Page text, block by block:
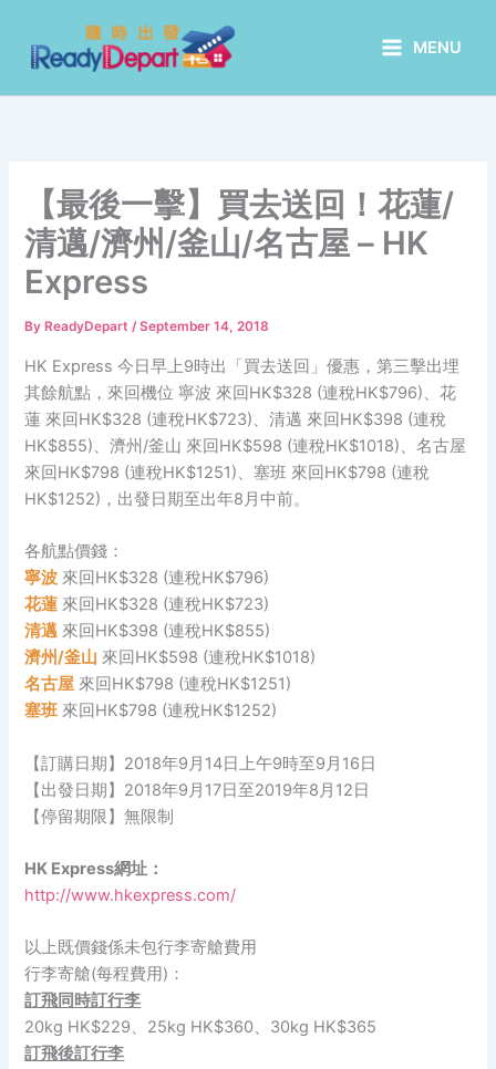
content
MENU
【最後一擊】買去送回！花蓮/
清邁/濟州/釜山/名古屋 – HK
Express
By ReadyDepart/September 14, 2018
HK Express 今日早上9時出「買去送回」優惠，第三擊出埋
其餘航點，來回機位 寧波 來回HK$328 (連稅HK$796)、花
蓮 來回HK$328 (連稅HK$723)、清邁 來回HK$398 (連稅
HK$855)、濟州/釜山 來回HK$598 (連稅HK$1018)、名古屋
來回HK$798 (連稅HK$1251)、塞班 來回HK$798 (連稅
HK$1252)，出發日期至出年8月中前。
各航點價錢：
寧波 來回HK$328 (連稅HK$796)
花蓮 來回HK$328 (連稅HK$723)
清邁 來回HK$398 (連稅HK$855)
濟州/釜山 來回HK$598 (連稅HK$1018)
名古屋 來回HK$798 (連稅HK$1251)
塞班 來回HK$798 (連稅HK$1252)
【訂購日期】2018年9月14日上午9時至9月16日
【出發日期】2018年9月17日至2019年8月12日
【停留期限】無限制
HK Express網址：
http://www.hkexpress.com/
以上既價錢係未包行李寄艙費用
行李寄艙(每程費用)：
訂飛同時訂行李
20kg HK$229、25kg HK$360、30kg HK$365
訂飛後訂行李